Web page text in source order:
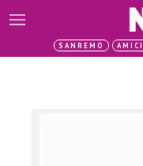
SANREMO